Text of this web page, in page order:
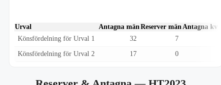
Urval Antagna mänReserver mänAntagna
Könsfördelning för Urval 1
32 7
Könsfördelning för Urval 2 17 0